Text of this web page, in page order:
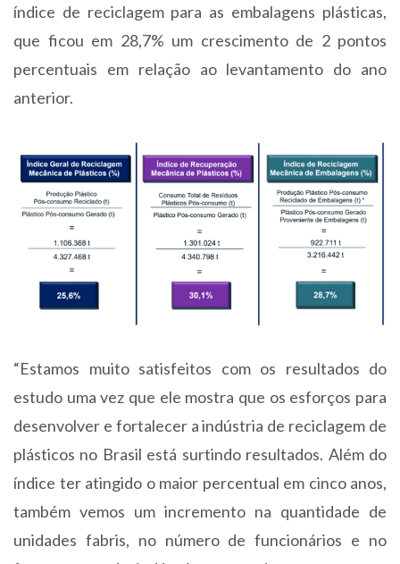
índice de reciclagem para as embalagens plásticas,
que ficou em 28,7% um crescimento de 2 pontos
percentuais em relação ao levantamento do ano
anterior.
“Estamos muito satisfeitos com os resultados do
estudo uma vez que ele mostra que os esforços para
desenvolver e fortalecer a indústria de reciclagem de
plásticos no Brasil está surtindo resultados. Além do
índice ter atingido o maior percentual em cinco anos,
também vemos um incremento na quantidade de
unidades fabris, no número de funcionários e no